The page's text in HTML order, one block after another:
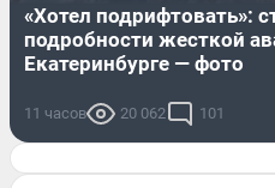
«Хотел подрифтовать»:
подробности жесткой
Екатеринбурге — фото
11 часов 20 062 101